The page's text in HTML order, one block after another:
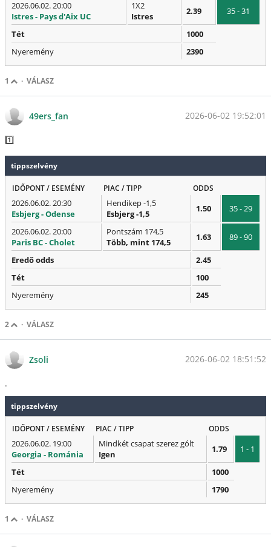
2026.06.02. 20:00
Istres - Pays d'Aix UC
1X2
Istres
2.39 35 - 31
Tét
1000
Nyeremény
2390
1 · VÁLASZ
49ers_fan 2026-06-02 19:52:01
1️⃣
tippszelvény
IDŐPONT / ESEMÉNY PIAC / TIPP ODDS
2026.06.02. 20:30
Esbjerg - Odense
Hendikep -1,5
Esbjerg -1,5
1.50 35 - 29
2026.06.02. 20:00
Paris BC - Cholet
Pontszám 174,5
Több, mint 174,5
1.63 89 - 90
Eredő odds
2.45
Tét
100
Nyeremény
245
2 · VÁLASZ
Zsoli 2026-06-02 18:51:52
.
tippszelvény
IDŐPONT / ESEMÉNY PIAC / TIPP ODDS
2026.06.02. 19:00
Georgia - Románia
Mindkét csapat szerez gólt
Igen
1.79 1 - 1
Tét
1000
Nyeremény
1790
1 · VÁLASZ